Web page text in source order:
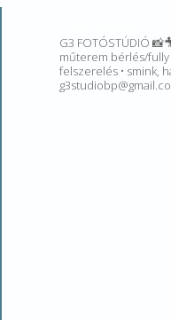
G3 FOTÓSTÚDIÓ
műterem bérlés/
felszerelés • smink,